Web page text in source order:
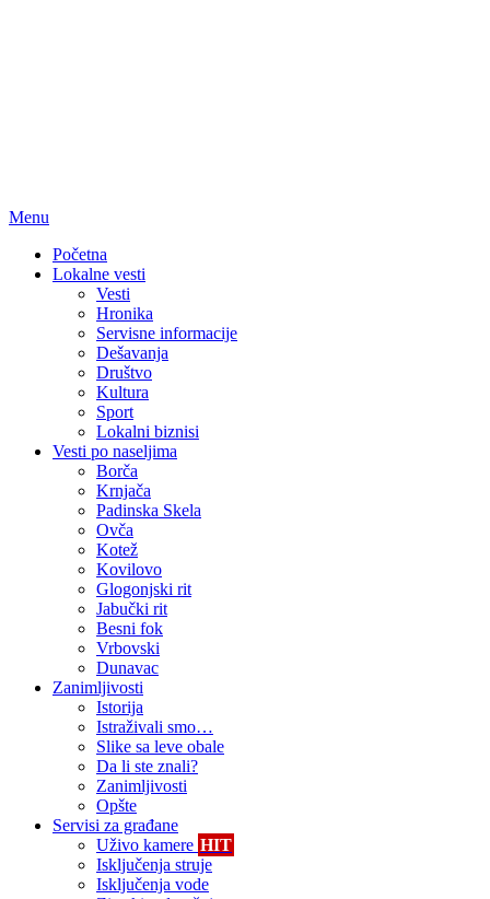
Menu
Početna
Lokalne vesti
Vesti
Hronika
Servisne informacije
Dešavanja
Društvo
Kultura
Sport
Lokalni biznisi
Vesti po naseljima
Borča
Krnjača
Padinska Skela
Ovča
Kotež
Kovilovo
Glogonjski rit
Jabučki rit
Besni fok
Vrbovski
Dunavac
Zanimljivosti
Istorija
Istraživali smo…
Slike sa leve obale
Da li ste znali?
Zanimljivosti
Opšte
Servisi za građane
Uživo kamere HIT
Isključenja struje
Isključenja vode